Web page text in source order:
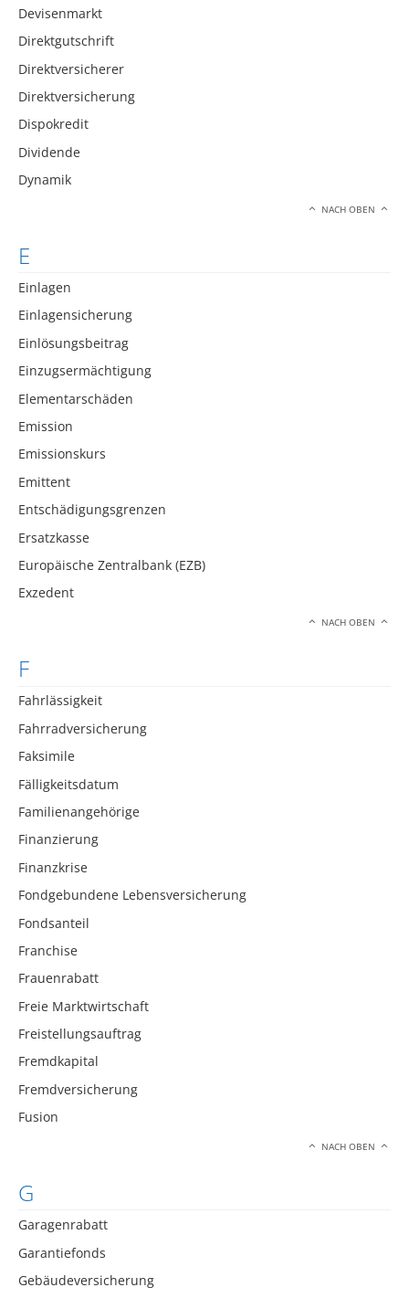
Devisenmarkt
Direktgutschrift
Direktversicherer
Direktversicherung
Dispokredit
Dividende
Dynamik
NACH OBEN
E
Einlagen
Einlagensicherung
Einlösungsbeitrag
Einzugsermächtigung
Elementarschäden
Emission
Emissionskurs
Emittent
Entschädigungsgrenzen
Ersatzkasse
Europäische Zentralbank (EZB)
Exzedent
NACH OBEN
F
Fahrlässigkeit
Fahrradversicherung
Faksimile
Fälligkeitsdatum
Familienangehörige
Finanzierung
Finanzkrise
Fondgebundene Lebensversicherung
Fondsanteil
Franchise
Frauenrabatt
Freie Marktwirtschaft
Freistellungsauftrag
Fremdkapital
Fremdversicherung
Fusion
NACH OBEN
G
Garagenrabatt
Garantiefonds
Gebäudeversicherung